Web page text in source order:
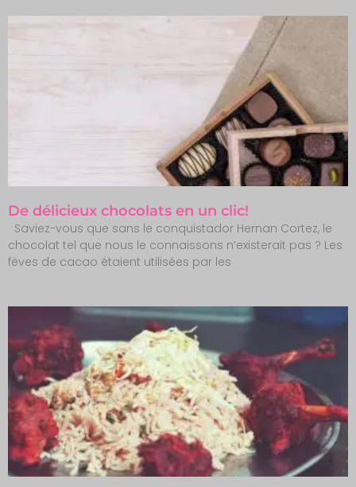
De délicieux chocolats en un clic!
Saviez-vous que sans le conquistador Hernan Cortez, le
chocolat tel que nous le connaissons n’existerait pas ? Les
fèves de cacao étaient utilisées par les